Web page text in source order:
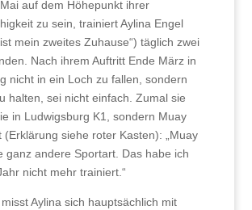
auf dem Höhepunkt ihrer
zu sein, trainiert Aylina Engel
mein zweites Zuhause“) täglich zwei
Nach ihrem Auftritt Ende März in
nicht in ein Loch zu fallen, sondern
halten, sei nicht einfach. Zumal sie
in Ludwigsburg K1, sondern Muay
(Erklärung siehe roter Kasten): „Muay
ganz andere Sportart. Das habe ich
nicht mehr trainiert.“
Aylina sich hauptsächlich mit